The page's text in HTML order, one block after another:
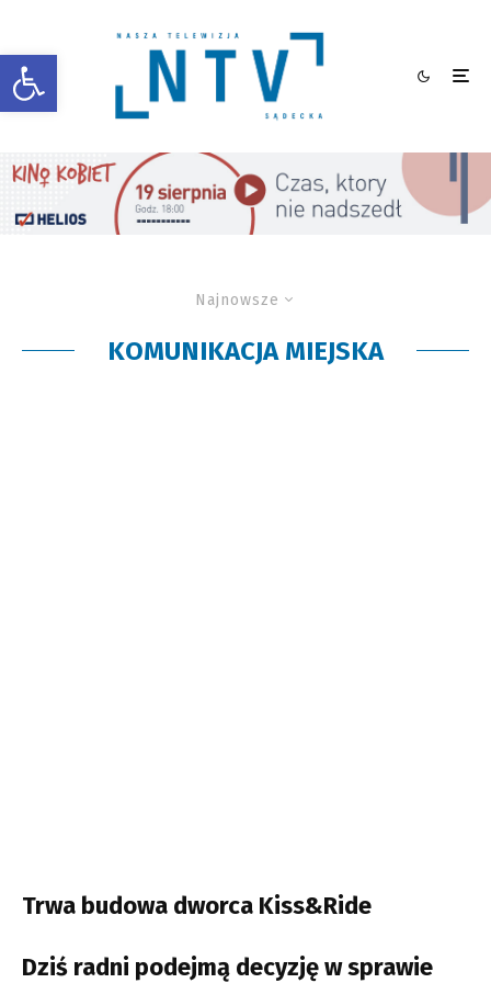
Otwórz pasek narzędzi
Najnowsze
KOMUNIKACJA MIEJSKA
Trwa budowa dworca Kiss&Ride
Dziś radni podejmą decyzję w sprawie